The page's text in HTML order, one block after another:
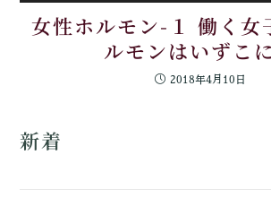
女性ホルモン-１ 働く女
ルモンはいずこ
2018年4月10日
新着